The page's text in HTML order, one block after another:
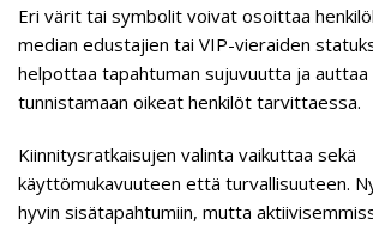
Eri värit tai symbolit voivat osoittaa
median edustajien tai VIP-vieraiden
helpottaa tapahtuman sujuvuutta ja auttaa
tunnistamaan oikeat henkilöt tarvittaessa.
Kiinnitysratkaisujen valinta vaikuttaa sekä
käyttömukavuuteen että turvallisuuteen.
hyvin sisätapahtumiin, mutta